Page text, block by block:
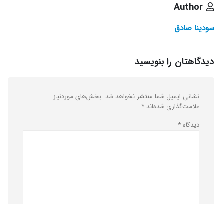
Author
سودینا صادق
دیدگاهتان را بنویسید
نشانی ایمیل شما منتشر نخواهد شد. بخش‌های موردنیاز
علامت‌گذاری شده‌اند *
دیدگاه*